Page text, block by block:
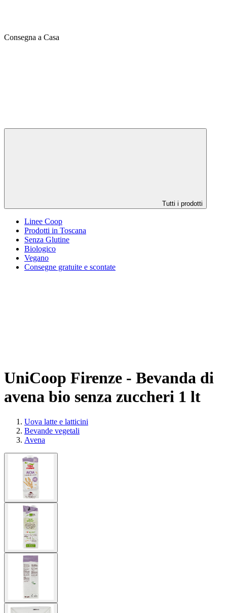
Consegna a Casa
Tutti i prodotti
Linee Coop
Prodotti in Toscana
Senza Glutine
Biologico
Vegano
Consegne gratuite e scontate
UniCoop Firenze - Bevanda di
avena bio senza zuccheri 1 lt
Uova latte e latticini
Bevande vegetali
Avena